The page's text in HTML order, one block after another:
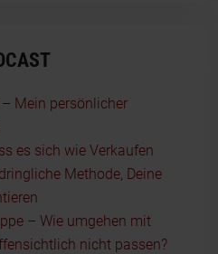
Mein persönlicher
es sich wie Verkaufen
Methode, Deine
– Wie umgehen mit
nicht passen?